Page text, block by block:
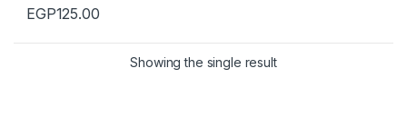
EGP125.00
Showing the single result